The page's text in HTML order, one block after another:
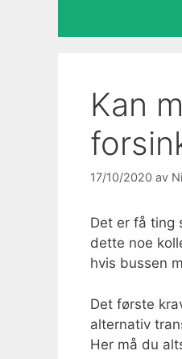
Kan
17/10/2020 av
Det er få ting
dette noe
hvis bussen
Det første
alternativ
Her må du